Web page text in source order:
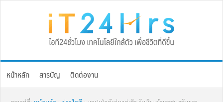
หน้าหลัก สารบัญ ติดต่องาน